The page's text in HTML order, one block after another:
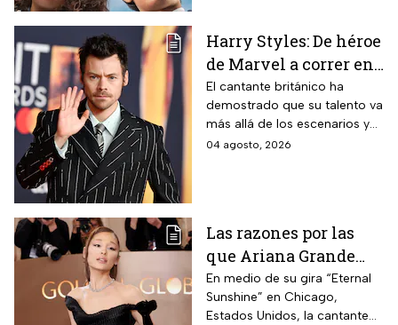
Harry Styles: De héroe
de Marvel a correr en
Chapultepec; las
apariciones del
cantante en el cine
El cantante británico ha
demostrado que su talento va
más allá de los escenarios y
ha llegado a la pantalla
04 agosto, 2026
Las razones por las
que Ariana Grande
hará una pausa en su
carrera
En medio de su gira “Eternal
Sunshine” en Chicago,
Estados Unidos, la cantante